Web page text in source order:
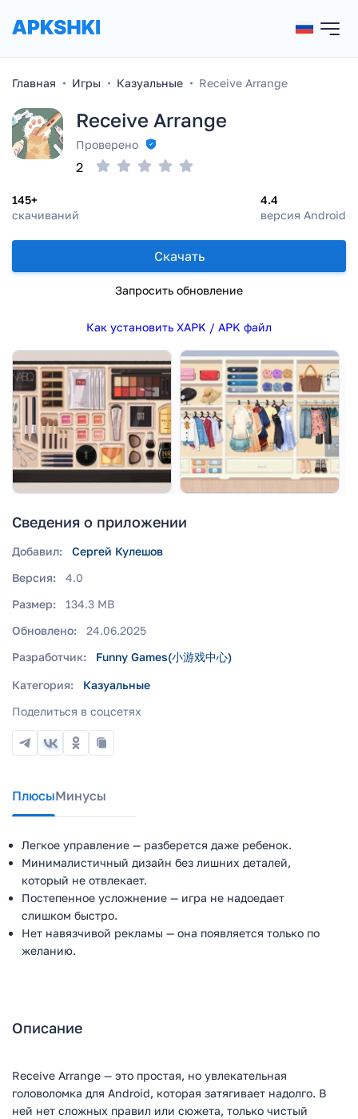
Главная Игры Казуальные Receive Arrange
Receive Arrange
Проверено
145+
скачиваний
4.4
версия Android
2
Скачать
Запросить обновление
Как установить XAPK / APK файл
Сведения о приложении
Добавил:
Сергей Кулешов
Версия:
4.0
Размер:
134.3 MB
Обновлено:
24.06.2025
Разработчик:
Funny Games(小游戏中心)
Категория:
Казуальные
Поделиться в соцсетях
ПлюсыМинусы
Легкое управление — разберется даже ребенок.
Минималистичный дизайн без лишних деталей,
который не отвлекает.
Постепенное усложнение — игра не надоедает
слишком быстро.
Нет навязчивой рекламы — она появляется только по
желанию.
Описание
Receive Arrange — это простая, но увлекательная
головоломка для Android, которая затягивает надолго. В
ней нет сложных правил или сюжета, только чистый